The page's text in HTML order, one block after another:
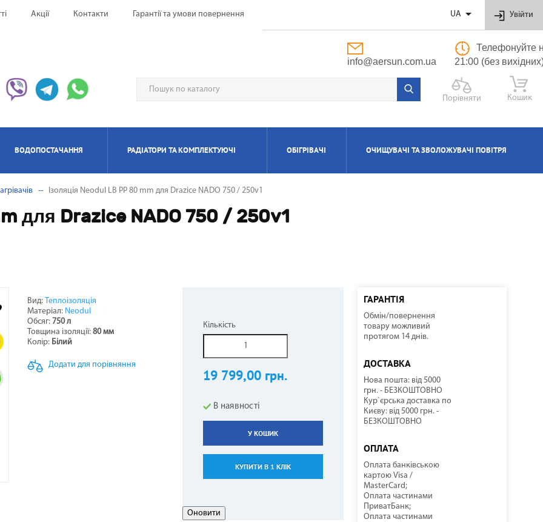
Акції Контакти Гарантії та умови повернення UA  Увійти
info@aersun.com.ua
Телефонуйте
21:00 (без
Порівняти Кошик
СПЛІТ-СИСТЕМА
НАПОЛЬНО-СТЕЛЬОВІ КОМПРЕСОРНО-КОНДЕНСАТОРНІ БЛОКИ
НАПОЛЬНІ
ЕЛЕКТРИЧНІ
ЖАРОТРУБНІ СОНЯЧНІ КОЛЕКТОРИ
ВОДОПОСТАЧАННЯ
ПРОТОЧНІ
ДО БОЙЛЕРІВ -
ВОДОНАГРІВАЧІВ
КУЛЕРИ ДЛЯ ВОДИ
РАДІАТОРИ ТА КОМПЛЕКТУЮЧІ
БІМЕТАЛЕВІ
ОБІГРІВАЧІ
ОБІГРІВАЧІ UFO
ЗАВІСИ ТЕПЛОВІ ГАРМАТИ
ОЧИЩУВАЧІ ТА ЗВОЛОЖУВАЧІ ПОВІТРЯ
ПОВІТРЯ
Ізоляція Neodul LB PP 80 mm для Drazice NADO 750 / 250v1
для Drazice NADO 750 / 250v1
Вид: Теплоізоляція
Матеріал: Neodul
Обсяг: 750 л
Товщина ізоляції: 80 мм
Колір: Білий
Додати для порівняння
Кількість
19 799,00 грн.
В наявності
У КОШИК
КУПИТИ В 1 КЛІК
ГАРАНТІЯ
Обмін/повернення
товару можливий
протягом 14 днів.
ДОСТАВКА
Нова пошта: від 5000
грн. - БЕЗКОШТОВНО
Кур`єрська доставка по
Києву: від 5000 грн. -
БЕЗКОШТОВНО
ОПЛАТА
Оплата банківською
картою Visa /
MasterCard;
Оплата частинами
ПриватБанк;
Оплата частинами